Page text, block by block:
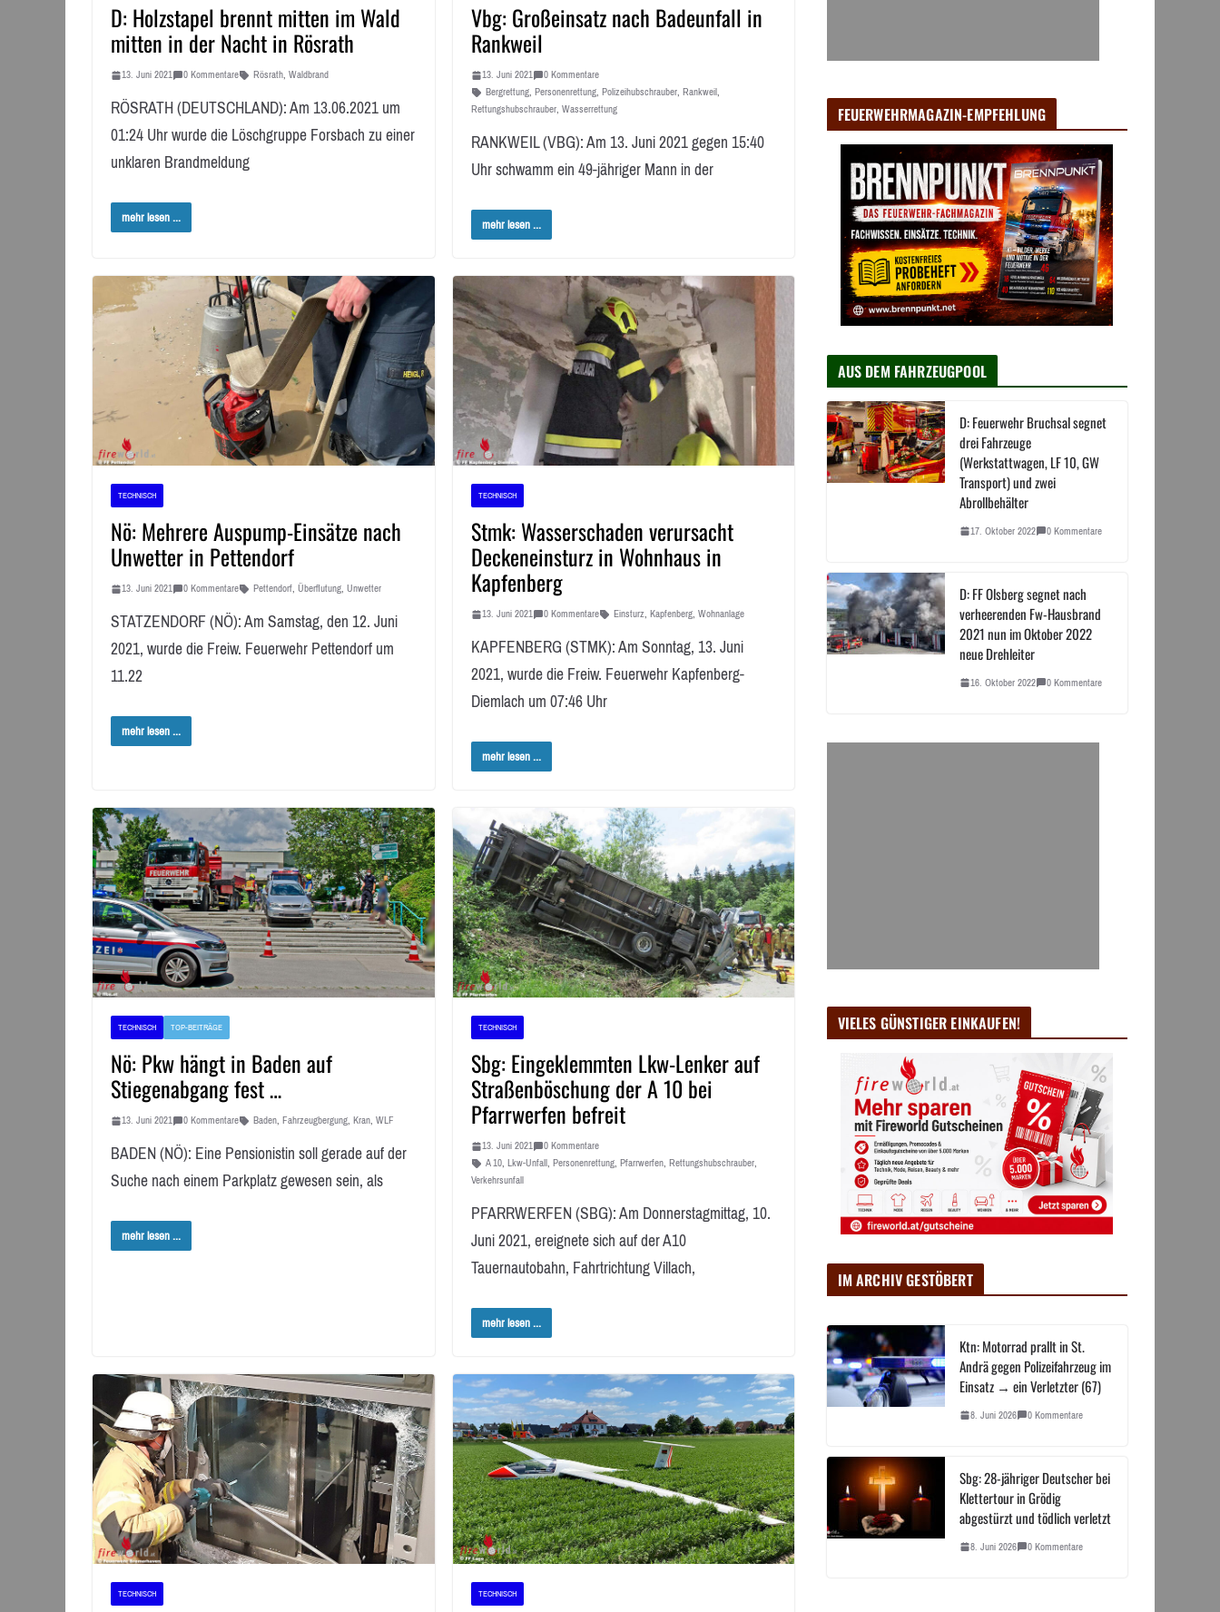
D: Holzstapel brennt mitten im Wald
mitten in der Nacht in Rösrath
13. Juni 2021 0 Kommentare Rösrath, Waldbrand
RÖSRATH (DEUTSCHLAND): Am 13.06.2021 um
01:24 Uhr wurde die Löschgruppe Forsbach zu einer
unklaren Brandmeldung
mehr lesen ...
Vbg: Großeinsatz nach Badeunfall in
Rankweil
13. Juni 2021
0 Kommentare
Bergrettung, Personenrettung, Polizeihubschrauber, Rankweil,
Rettungshubschrauber, Wasserrettung
RANKWEIL (VBG): Am 13. Juni 2021 gegen 15:40
Uhr schwamm ein 49-jähriger Mann in der
mehr lesen ...
TECHNISCH
Nö: Mehrere Auspump-Einsätze nach
Unwetter in Pettendorf
13. Juni 2021 0 Kommentare Pettendorf, Überflutung, Unwetter
STATZENDORF (NÖ): Am Samstag, den 12. Juni
2021, wurde die Freiw. Feuerwehr Pettendorf um
11.22
mehr lesen ...
TECHNISCH
Stmk: Wasserschaden verursacht
Deckeneinsturz in Wohnhaus in
Kapfenberg
13. Juni 2021 0 Kommentare Einsturz, Kapfenberg, Wohnanlage
KAPFENBERG (STMK): Am Sonntag, 13. Juni
2021, wurde die Freiw. Feuerwehr Kapfenberg-
Diemlach um 07:46 Uhr
mehr lesen ...
TECHNISCH TOP-BEITRÄGE
Nö: Pkw hängt in Baden auf
Stiegenabgang fest …
13. Juni 2021 0 Kommentare Baden, Fahrzeugbergung, Kran, WLF
BADEN (NÖ): Eine Pensionistin soll gerade auf der
Suche nach einem Parkplatz gewesen sein, als
mehr lesen ...
TECHNISCH
Sbg: Eingeklemmten Lkw-Lenker auf
Straßenböschung der A 10 bei
Pfarrwerfen befreit
13. Juni 2021
0 Kommentare
A 10, Lkw-Unfall, Personenrettung, Pfarrwerfen, Rettungshubschrauber,
Verkehrsunfall
PFARRWERFEN (SBG): Am Donnerstagmittag, 10.
Juni 2021, ereignete sich auf der A10
Tauernautobahn, Fahrtrichtung Villach,
mehr lesen ...
TECHNISCH TECHNISCH
FEUERWEHRMAGAZIN-EMPFEHLUNG
AUS DEM FAHRZEUGPOOL
D: Feuerwehr Bruchsal segnet
drei Fahrzeuge
(Werkstattwagen, LF 10, GW
Transport) und zwei
Abrollbehälter
17. Oktober 2022 0 Kommentare
D: FF Olsberg segnet nach
verheerenden Fw-Hausbrand
2021 nun im Oktober 2022
neue Drehleiter
16. Oktober 2022 0 Kommentare
VIELES GÜNSTIGER EINKAUFEN!
IM ARCHIV GESTÖBERT
Ktn: Motorrad prallt in St.
Andrä gegen Polizeifahrzeug im
Einsatz → ein Verletzter (67)
8. Juni 2026 0 Kommentare
Sbg: 28-jähriger Deutscher bei
Klettertour in Grödig
abgestürzt und tödlich verletzt
8. Juni 2026 0 Kommentare